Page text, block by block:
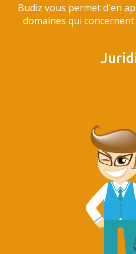
Budiz vous permet d'en
domaines qui